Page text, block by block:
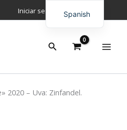
Iniciar sesión
Buscar
2020 – Uva: Zinfandel.
Spanish